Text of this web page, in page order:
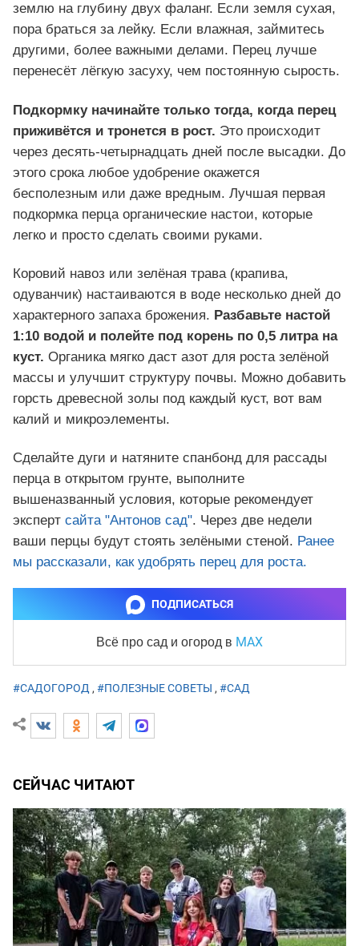
землю на глубину двух фаланг. Если земля сухая,
пора браться за лейку. Если влажная, займитесь
другими, более важными делами. Перец лучше
перенесёт лёгкую засуху, чем постоянную сырость.
Подкормку начинайте только тогда, когда перец
приживётся и тронется в рост. Это происходит
через десять-четырнадцать дней после высадки. До
этого срока любое удобрение окажется
бесполезным или даже вредным. Лучшая первая
подкормка перца органические настои, которые
легко и просто сделать своими руками.
Коровий навоз или зелёная трава (крапива,
одуванчик) настаиваются в воде несколько дней до
характерного запаха брожения. Разбавьте настой
1:10 водой и полейте под корень по 0,5 литра на
куст. Органика мягко даст азот для роста зелёной
массы и улучшит структуру почвы. Можно добавить
горсть древесной золы под каждый куст, вот вам
калий и микроэлементы.
Сделайте дуги и натяните спанбонд для рассады
перца в открытом грунте, выполните
вышеназванный условия, которые рекомендует
эксперт сайта "Антонов сад". Через две недели
ваши перцы будут стоять зелёными стеной. Ранее
мы рассказали, как удобрять перец для роста.
ПОДПИСАТЬСЯ
Всё про сад и огород в MAX
#САДОГОРОД , #ПОЛЕЗНЫЕ СОВЕТЫ , #САД
СЕЙЧАС ЧИТАЮТ